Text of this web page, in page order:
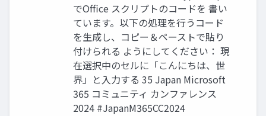
でOffice スクリプトのコードを 書い
ています。以下の処理を行うコード
を生成し、コピー＆ペーストで貼り
付けられる ようにしてください： 現
在選択中のセルに「こんにちは、世
界」と入力する 35 Japan Microsoft
365 コミュニティ カンファレンス
2024 #JapanM365CC2024